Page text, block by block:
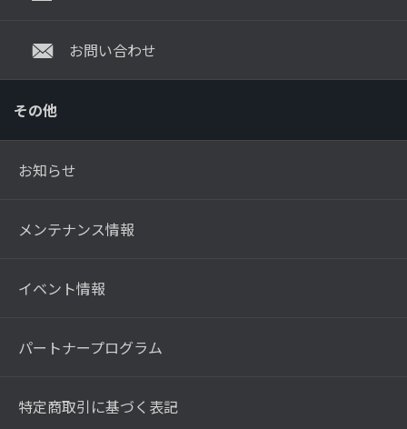
お問い合わせ
その他
お知らせ
メンテナンス情報
イベント情報
パートナープログラム
特定商取引に基づく表記